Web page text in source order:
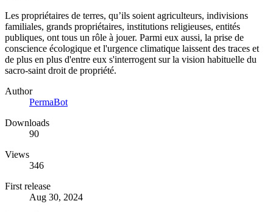
Les propriétaires de terres, qu’ils soient agriculteurs, indivisions
familiales, grands propriétaires, institutions religieuses, entités
publiques, ont tous un rôle à jouer. Parmi eux aussi, la prise de
conscience écologique et l'urgence climatique laissent des traces et
de plus en plus d'entre eux s'interrogent sur la vision habituelle du
sacro-saint droit de propriété.
Author
PermaBot
Downloads
90
Views
346
First release
Aug 30, 2024